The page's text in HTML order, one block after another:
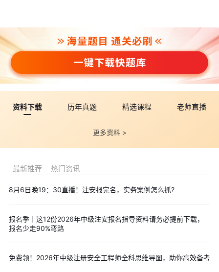
题型类型
单项选择题
70道 1分
70分
多项选择题
15道 2分
合计
85道 —
100分
中级注册安全工程师所有科目的合格分数线，均由中国人事考
试网发布，全国各省市执行统一合格标准，无地区差异化划线政
策。所有科目合格分数线均按照试卷满分的60%划定，《安全生产
安全生产管理
五、常见问题
A1：该科目2026年统考时间为10月24日14:00—16:30，全程
考试时长为150分钟（2.5小时），闭卷笔试作答，充足的答题时间
Q2：中级注安安全生产管理科目题型有哪些？试卷总分是多
资料下载 历年真题 精选课程 老师直播
更多资料 >
最新推荐 热门资讯
8月6日晚19：30直播！注安报完名，实务案例怎么抓?
报名季｜这12份2026年中级注安报名指导资料请务必提前下载，
报名少走90%弯路
免费领！2026年中级注册安全工程师全科思维导图，助你高效备考